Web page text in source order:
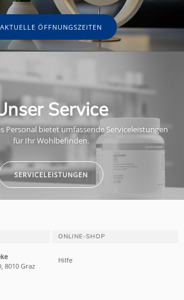
AKTUELLE ÖFFNUNGSZEITEN
Service
Personal bietet umfassende Serviceleistungen
für Ihr Wohlbefinden.
SERVICELEISTUNGEN
8010 Graz
ONLINE-SHOP
Hilfe